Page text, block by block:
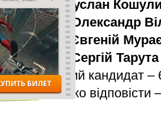
9. Руслан
10. Олександр
11.Євгеній
12. Сергій Тарута
інший кандидат –
важко відповісти